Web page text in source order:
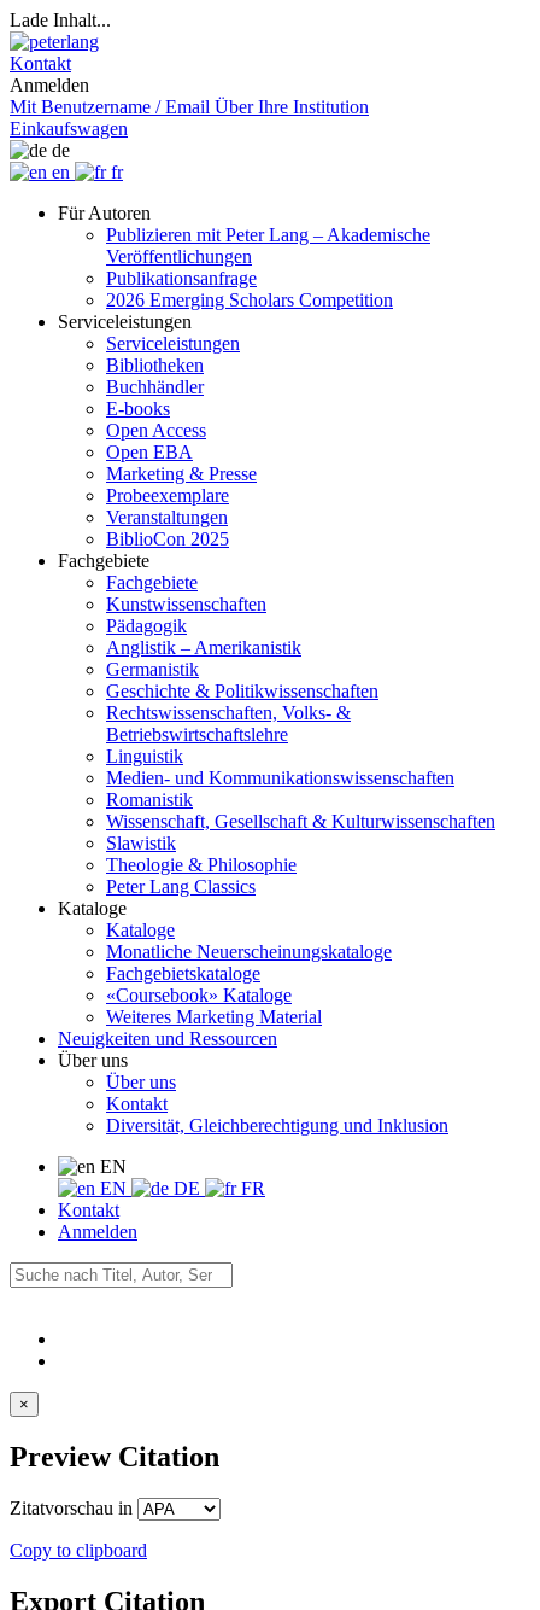
Lade Inhalt...
Kontakt
Anmelden
Mit Benutzername / Email Über Ihre Institution
Einkaufswagen
de
en
fr
Für Autoren
Publizieren mit Peter Lang – Akademische
Veröffentlichungen
Publikationsanfrage
2026 Emerging Scholars Competition
Serviceleistungen
Serviceleistungen
Bibliotheken
Buchhändler
E-books
Open Access
Open EBA
Marketing & Presse
Probeexemplare
Veranstaltungen
BiblioCon 2025
Fachgebiete
Fachgebiete
Kunstwissenschaften
Pädagogik
Anglistik – Amerikanistik
Germanistik
Geschichte & Politikwissenschaften
Rechtswissenschaften, Volks- &
Betriebswirtschaftslehre
Linguistik
Medien- und Kommunikationswissenschaften
Romanistik
Wissenschaft, Gesellschaft & Kulturwissenschaften
Slawistik
Theologie & Philosophie
Peter Lang Classics
Kataloge
Kataloge
Monatliche Neuerscheinungskataloge
Fachgebietskataloge
«Coursebook» Kataloge
Weiteres Marketing Material
Neuigkeiten und Ressourcen
Über uns
Über uns
Kontakt
Diversität, Gleichberechtigung und Inklusion
EN
EN
DE
FR
Kontakt
Anmelden
×
Preview Citation
Zitatvorschau in
Copy to clipboard
Export Citation